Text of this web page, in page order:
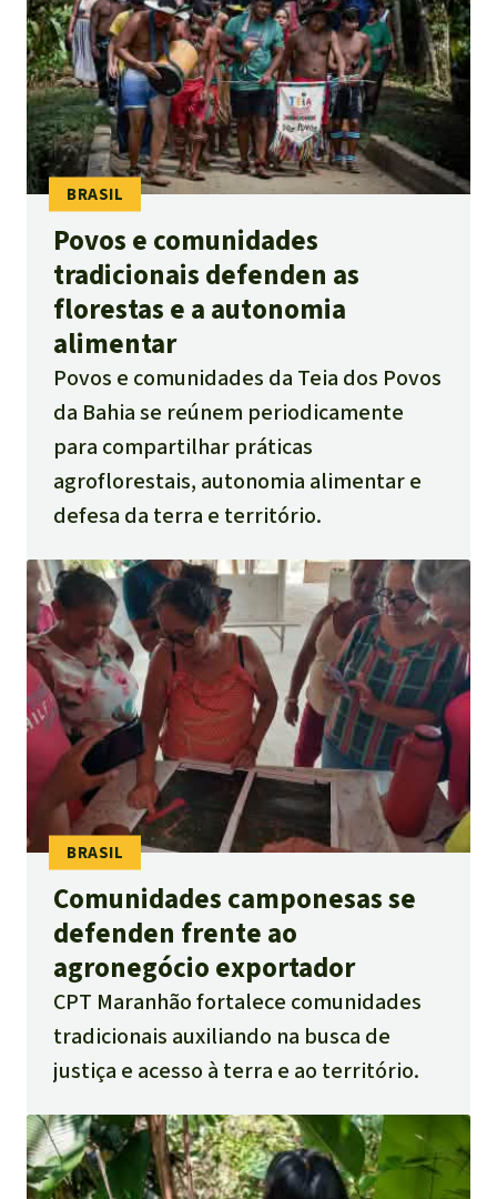
Povos e comunidades
tradicionais defenden as
florestas e a autonomia
alimentar
Povos e comunidades da Teia dos Povos
da Bahia se reúnem periodicamente
para compartilhar práticas
agroflorestais, autonomia alimentar e
defesa da terra e território.
Comunidades camponesas se
defenden frente ao
agronegócio exportador
CPT Maranhão fortalece comunidades
tradicionais auxiliando na busca de
justiça e acesso à terra e ao território.